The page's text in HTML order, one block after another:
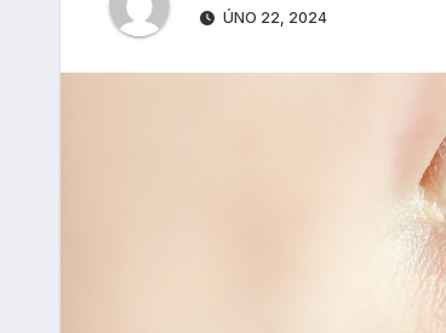
ÚNO 22, 2024